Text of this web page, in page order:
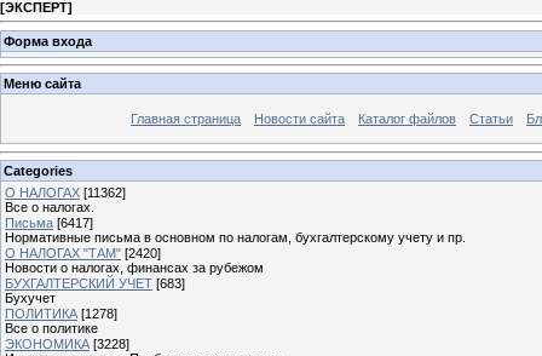
[ЭКСПЕРТ]
Форма входа
Меню сайта
Главная страница Новости сайта Каталог файлов Статьи
Categories
О НАЛОГАХ [11362]
Все о налогах.
Письма [6417]
Нормативные письма в основном по налогам, бухгалтерскому учету и пр.
О НАЛОГАХ "ТАМ" [2420]
Новости о налогах, финансах за рубежом
БУХГАЛТЕРСКИЙ УЧЕТ [683]
Бухучет
ПОЛИТИКА [1278]
Все о политике
ЭКОНОМИКА [3228]